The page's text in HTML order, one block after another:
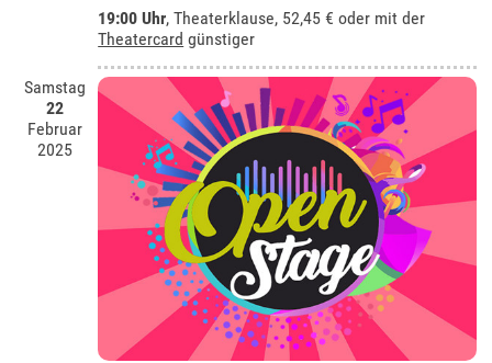
19:00 Uhr,Theaterklause, 52,45 € oder mit der
Theatercard günstiger
Samstag
22
Februar
2025